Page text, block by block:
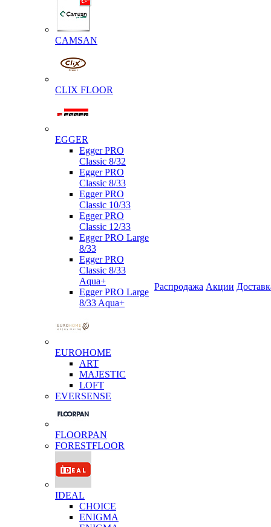
CAMSAN
CLIX FLOOR
EGGER
Egger PRO
Classic 8/32
Egger PRO
Classic 8/33
Egger PRO
Classic 10/33
Egger PRO
Classic 12/33
Egger PRO Large
8/33
Egger PRO
Classic 8/33
Aqua+
Egger PRO Large
8/33 Aqua+
EUROHOME
ART
MAJESTIC
LOFT
EVERSENSE
FLOORPAN
FORESTFLOOR
IDEAL
CHOICE
ENIGMA
Распродажа Акции